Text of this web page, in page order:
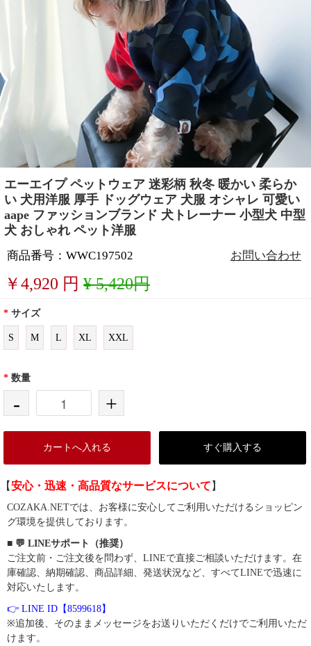
エーエイプ ペットウェア 迷彩柄 秋冬 暖かい 柔らか
い 犬用洋服 厚手 ドッグウェア 犬服 オシャレ 可愛い
aape ファッションブランド 犬トレーナー 小型犬 中型
犬 おしゃれ ペット洋服
商品番号：WWC197502 お問い合わせ
￥4,920 円 ¥ 5,420円
* サイズ
S M L XL XXL
* 数量
- +
カートへ入れる すぐ購入する
【安心・迅速・高品質なサービスについて 】
COZAKA.NETでは、お客様に安心してご利用いただけるショッピン
グ環境を提供しております。
■ 💬 LINEサポート（推奨）
ご注文前・ご注文後を問わず、LINEで直接ご相談いただけます。在
庫確認、納期確認、商品詳細、発送状況など、すべてLINEで迅速に
対応いたします。
👉 LINE ID【8599618】
※追加後、そのままメッセージをお送りいただくだけでご利用いただ
けます。